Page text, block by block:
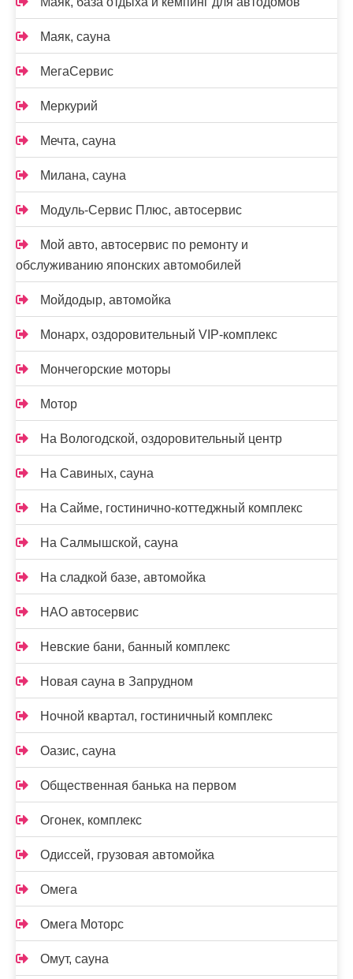
Маяк, сауна
МегаСервис
Меркурий
Мечта, сауна
Милана, сауна
Модуль-Сервис Плюс, автосервис
Мой авто, автосервис по ремонту и
обслуживанию японских автомобилей
Мойдодыр, автомойка
Монарх, оздоровительный VIP-комплекс
Мончегорские моторы
Мотор
На Вологодской, оздоровительный центр
На Савиных, сауна
На Сайме, гостинично-коттеджный комплекс
На Салмышской, сауна
На сладкой базе, автомойка
НАО автосервис
Невские бани, банный комплекс
Новая сауна в Запрудном
Ночной квартал, гостиничный комплекс
Оазис, сауна
Общественная банька на первом
Огонек, комплекс
Одиссей, грузовая автомойка
Омега
Омега Моторс
Омут, сауна